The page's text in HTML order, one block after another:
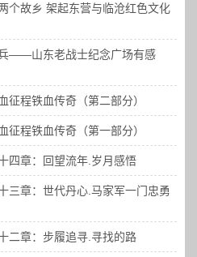
个故乡 架起东营与临沧红色文化
——山东老战士纪念广场有感
程铁血传奇（第二部分）
程铁血传奇（第一部分）
四章：回望流年.岁月感悟
三章：世代丹心.马家军一门忠勇
二章：步履追寻.寻找的路